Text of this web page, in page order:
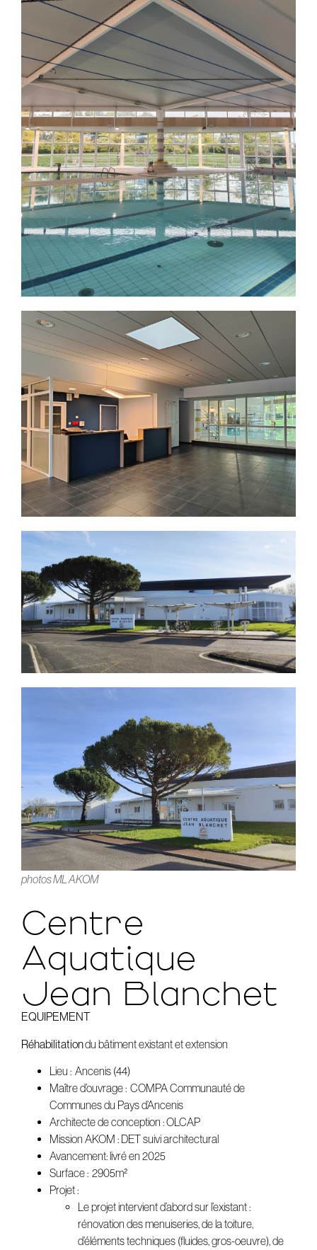
Centre
Aquatique
Jean Blanchet
EQUIPEMENT
Réhabilitationdu bâtiment existant et extension
Lieu : Ancenis (44)
Maître d’ouvrage : COMPA Communauté de
Communes du Pays d’Ancenis
Architecte de conception : OLCAP
Mission AKOM : DET suivi architectural
Avancement: livré en 2025
Surface : 2905m²
Projet :
Le projet intervient d’abord sur l’existant :
rénovation des menuiseries, de la toiture,
d’éléments techniques (fluides, gros-oeuvre), de
photos ML AKOM